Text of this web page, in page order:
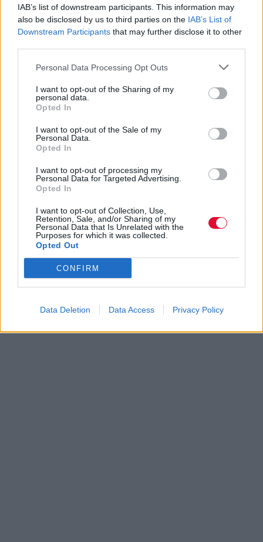
IAB’s list of downstream participants. This information may
also be disclosed by us to third parties on the IAB’s List of
Downstream Participants that may further disclose it to other
Personal Data Processing Opt Outs
I want to opt-out of the Sharing of my
personal data.
Opted In
I want to opt-out of the Sale of my
Personal Data.
Opted In
I want to opt-out of processing my
Personal Data for Targeted Advertising.
Opted In
I want to opt-out of Collection, Use,
Retention, Sale, and/or Sharing of my
Personal Data that Is Unrelated with the
Purposes for which it was collected.
Opted Out
CONFIRM
Data Deletion Data Access Privacy Policy